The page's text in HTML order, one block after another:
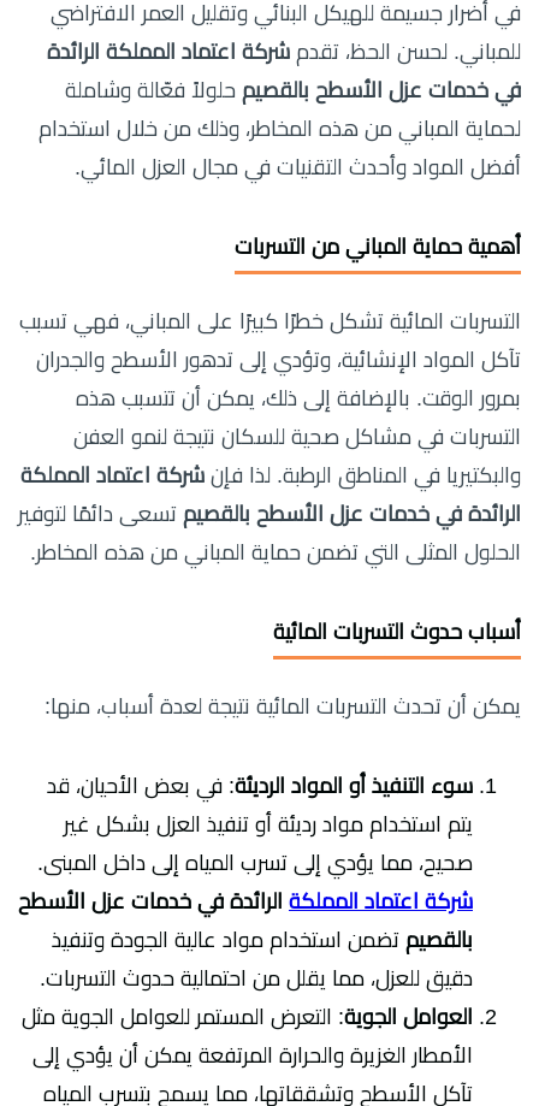
في أضرار جسيمة للهيكل البنائي وتقليل العمر الافتراضي
للمباني. لحسن الحظ، تقدم شركة اعتماد المملكة الرائدة
في خدمات عزل الأسطح بالقصيم حلولاً فعّالة وشاملة
لحماية المباني من هذه المخاطر، وذلك من خلال استخدام
أفضل المواد وأحدث التقنيات في مجال العزل المائي.
أهمية حماية المباني من التسربات
التسربات المائية تشكل خطرًا كبيرًا على المباني، فهي تسبب
تآكل المواد الإنشائية، وتؤدي إلى تدهور الأسطح والجدران
بمرور الوقت. بالإضافة إلى ذلك، يمكن أن تتسبب هذه
التسربات في مشاكل صحية للسكان نتيجة لنمو العفن
والبكتيريا في المناطق الرطبة. لذا فإن شركة اعتماد المملكة
الرائدة في خدمات عزل الأسطح بالقصيم تسعى دائمًا لتوفير
الحلول المثلى التي تضمن حماية المباني من هذه المخاطر.
أسباب حدوث التسربات المائية
يمكن أن تحدث التسربات المائية نتيجة لعدة أسباب، منها:
سوء التنفيذ أو المواد الرديئة: في بعض الأحيان، قد
يتم استخدام مواد رديئة أو تنفيذ العزل بشكل غير
صحيح، مما يؤدي إلى تسرب المياه إلى داخل المبنى.
شركة اعتماد المملكة الرائدة في خدمات عزل الأسطح
بالقصيم تضمن استخدام مواد عالية الجودة وتنفيذ
دقيق للعزل، مما يقلل من احتمالية حدوث التسربات.
العوامل الجوية: التعرض المستمر للعوامل الجوية مثل
الأمطار الغزيرة والحرارة المرتفعة يمكن أن يؤدي إلى
تآكل الأسطح وتشققاتها، مما يسمح بتسرب المياه